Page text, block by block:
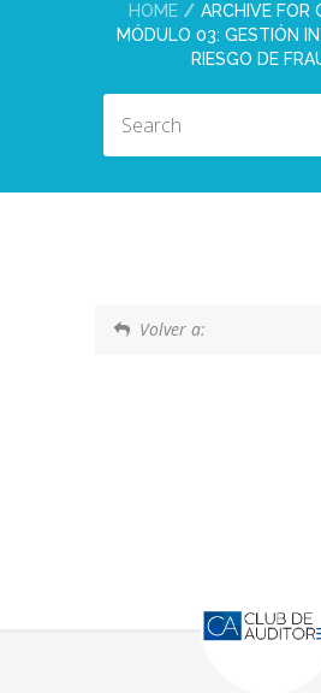
HOME
ARCHIVE FOR
MÓDULO 03: GESTIÓN
RIESGO DE
Volver a: